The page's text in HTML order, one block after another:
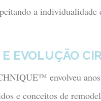
a individualidade
EVOLUÇÃO
envolveu
e conceitos de